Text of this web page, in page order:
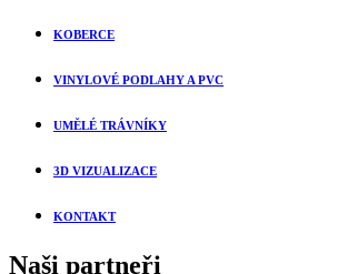
KOBERCE
VINYLOVÉ PODLAHY A PVC
UMĚLÉ TRÁVNÍKY
3D VIZUALIZACE
KONTAKT
Naši partneři